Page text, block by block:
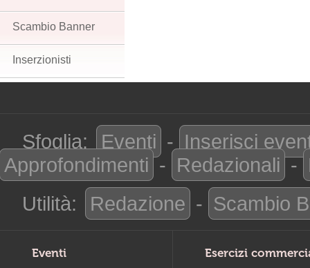
Scambio Banner
Inserzionisti
Sfoglia: Eventi - Inserisci
Approfondimenti - Redazionali -
Utilità:
Redazione - Scambio
Eventi Esercizi